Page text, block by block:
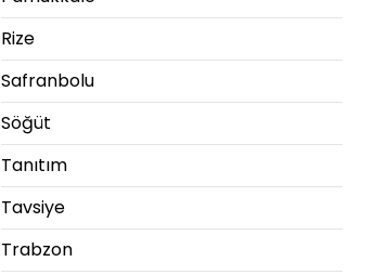
Rize
Safranbolu
Söğüt
Tanıtım
Tavsiye
Trabzon